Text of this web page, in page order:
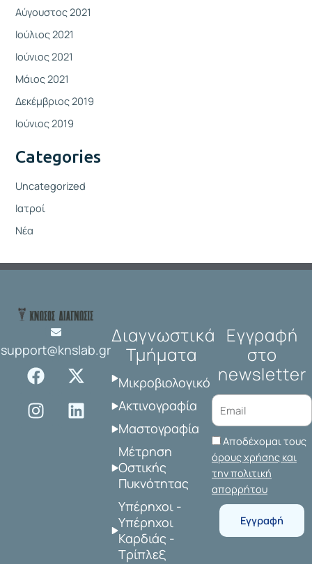
Αύγουστος 2021
Ιούλιος 2021
Ιούνιος 2021
Μάιος 2021
Δεκέμβριος 2019
Ιούνιος 2019
Categories
Uncategorized
Ιατροί
Νέα
support@knslab.gr
F
a
c
e
X
-
t
w
I
n
s
t
L
i
n
k
Διαγνωστικά
Τμήματα
Μικροβιολογικό
Ακτινογραφία
Μαστογραφία
Μέτρηση
Οστικής
Πυκνότητας
Υπέρηχοι -
Υπέρηχοι
Καρδιάς -
Τρίπλεξ
Εγγραφή
στο
newsletter
Αποδέχομαι τους
όρους χρήσης και
την πολιτική
απορρήτου
Εγγραφή